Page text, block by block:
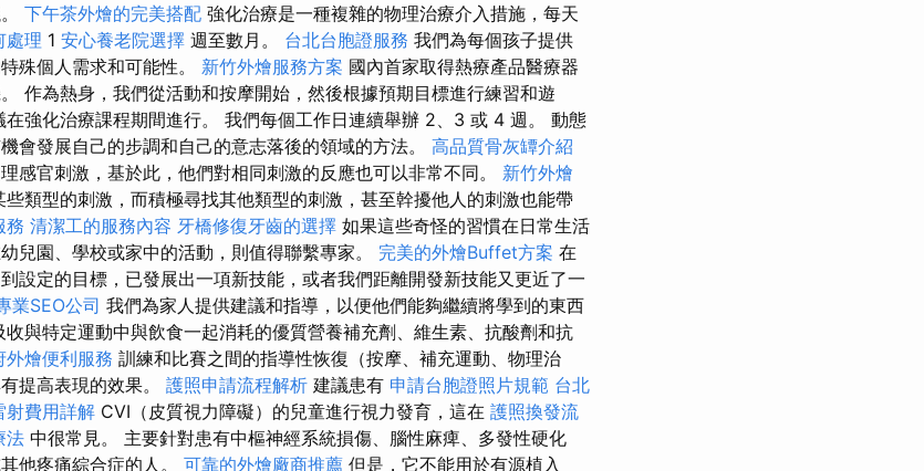
下午茶外燴的完美搭配 強化治療是一種複雜的物理治療介入措施，每天
處理 1 安心養老院選擇 週至數月。 台北台胞證服務 我們為每個孩子提供
殊個人需求和可能性。 新竹外燴服務方案 國內首家取得熱療產品醫療器
作為熱身，我們從活動和按摩開始，然後根據預期目標進行練習和遊
強化治療課程期間進行。 我們每個工作日連續舉辦 2、3 或 4 週。 動態
會發展自己的步調和自己的意志落後的領域的方法。 高品質骨灰罈介紹
感官刺激，基於此，他們對相同刺激的反應也可以非常不同。 新竹外燴
類型的刺激，而積極尋找其他類型的刺激，甚至幹擾他人的刺激也能帶
務 清潔工的服務內容 牙橋修復牙齒的選擇 如果這些奇怪的習慣在日常生活
兒園、學校或家中的活動，則值得聯繫專家。 完美的外燴Buffet方案 在
設定的目標，已發展出一項新技能，或者我們距離開發新技能又更近了一
業SEO公司 我們為家人提供建議和指導，以便他們能夠繼續將學到的東西
與特定運動中與飲食一起消耗的優質營養補充劑、維生素、抗酸劑和抗
外燴便利服務 訓練和比賽之間的指導性恢復（按摩、補充運動、物理治
提高表現的效果。 護照申請流程解析 建議患有 申請台胞證照片規範 台北
射費用詳解 CVI（皮質視力障礙）的兒童進行視力發育，這在 護照換發流
法 中很常見。 主要針對患有中樞神經系統損傷、腦性麻痺、多發性硬化
他疼痛綜合症的人。 可靠的外燴廠商推薦 但是，它不能用於有源植入